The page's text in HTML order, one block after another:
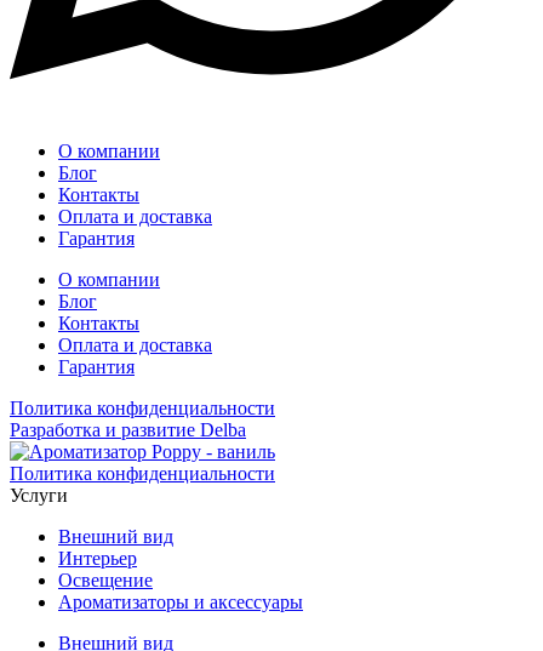
О компании
Блог
Контакты
Оплата и доставка
Гарантия
О компании
Блог
Контакты
Оплата и доставка
Гарантия
Политика конфиденциальности
Разработка и развитие Delba
Политика конфиденциальности
Услуги
Внешний вид
Интерьер
Освещение
Ароматизаторы и аксессуары
Внешний вид